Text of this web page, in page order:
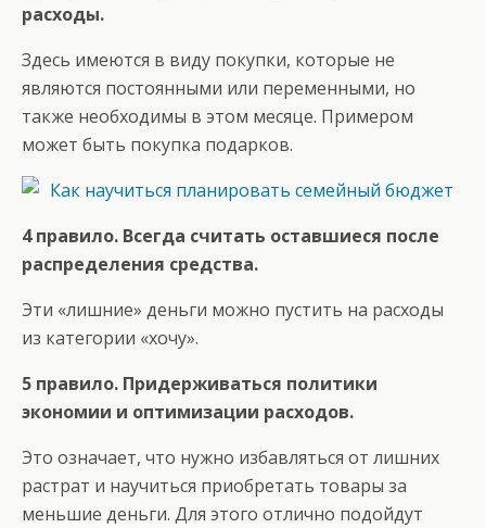
расходы.
Здесь имеются в виду покупки, которые не
являются постоянными или переменными, но
также необходимы в этом месяце. Примером
может быть покупка подарков.
4 правило. Всегда считать оставшиеся после
распределения средства.
Эти «лишние» деньги можно пустить на расходы
из категории «хочу».
5 правило. Придерживаться политики
экономии и оптимизации расходов.
Это означает, что нужно избавляться от лишних
растрат и научиться приобретать товары за
меньшие деньги. Для этого отлично подойдут